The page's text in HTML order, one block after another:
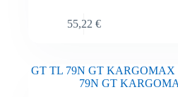
55,22 €